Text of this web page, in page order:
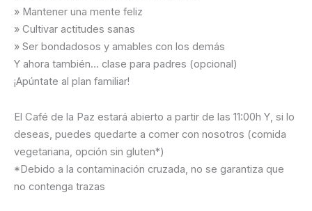
» Mantener una mente feliz
» Cultivar actitudes sanas
» Ser bondadosos y amables con los demás
Y ahora también… clase para padres (opcional)
¡Apúntate al plan familiar!
El Café de la Paz estará abierto a partir de las 11:00h Y, si lo
deseas, puedes quedarte a comer con nosotros (comida
vegetariana, opción sin gluten*)
*Debido a la contaminación cruzada, no se garantiza que
no contenga trazas